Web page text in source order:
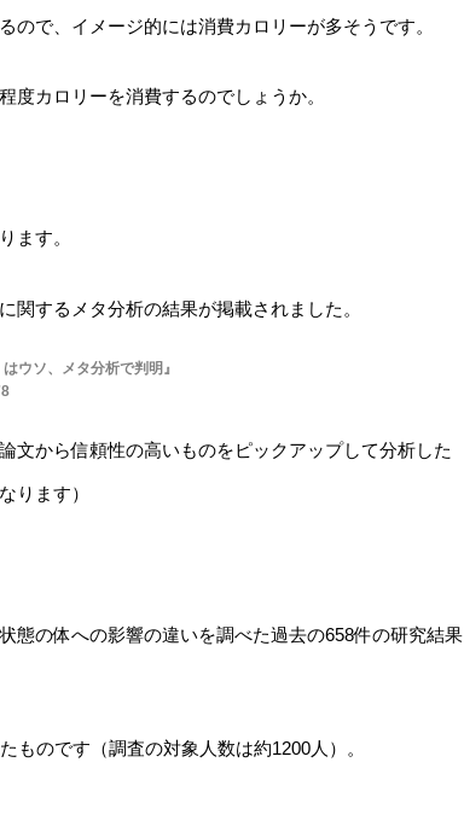
で、イメージ的には消費カロリーが多そうです。
度カロリーを消費するのでしょうか。
ます。
するメタ分析の結果が掲載されました。
ウソ、メタ分析で判明』
文から信頼性の高いものをピックアップして分析した
ります）
態の体への影響の違いを調べた過去の658件の研究結果
ものです（調査の対象人数は約1200人）。